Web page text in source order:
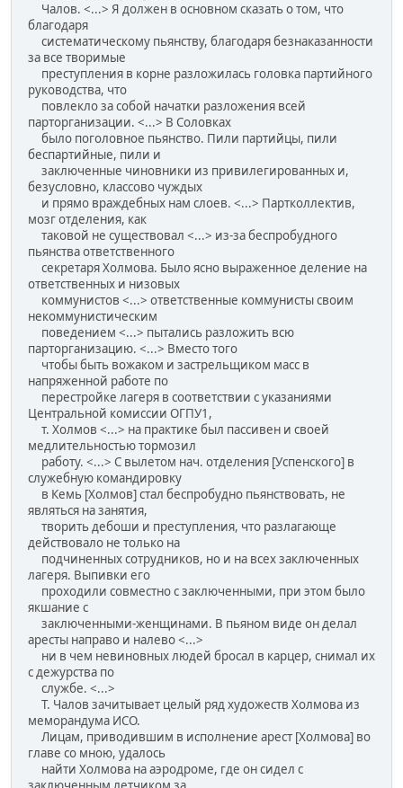
Чалов. <...> Я должен в основном сказать о том, что
благодаря
систематическому пьянству, благодаря безнаказанности
за все творимые
преступления в корне разложилась головка партийного
руководства, что
повлекло за собой начатки разложения всей
парторганизации. <...> В Соловках
было поголовное пьянство. Пили партийцы, пили
беспартийные, пили и
заключенные чиновники из привилегированных и,
безусловно, классово чуждых
и прямо враждебных нам слоев. <...> Партколлектив,
мозг отделения, как
таковой не существовал <...> из-за беспробудного
пьянства ответственного
секретаря Холмова. Было ясно выраженное деление на
ответственных и низовых
коммунистов <...> ответственные коммунисты своим
некоммунистическим
поведением <...> пытались разложить всю
парторганизацию. <...> Вместо того
чтобы быть вожаком и застрельщиком масс в
напряженной работе по
перестройке лагеря в соответствии с указаниями
Центральной комиссии ОГПУ1,
т. Холмов <...> на практике был пассивен и своей
медлительностью тормозил
работу. <...> С вылетом нач. отделения [Успенского] в
служебную командировку
в Кемь [Холмов] стал беспробудно пьянствовать, не
являться на занятия,
творить дебоши и преступления, что разлагающе
действовало не только на
подчиненных сотрудников, но и на всех заключенных
лагеря. Выпивки его
проходили совместно с заключенными, при этом было
якшание с
заключенными-женщинами. В пьяном виде он делал
аресты направо и налево <...>
ни в чем невиновных людей бросал в карцер, снимал их
с дежурства по
службе. <...>
Т. Чалов зачитывает целый ряд художеств Холмова из
меморандума ИСО.
Лицам, приводившим в исполнение арест [Холмова] во
главе со мною, удалось
найти Холмова на аэродроме, где он сидел с